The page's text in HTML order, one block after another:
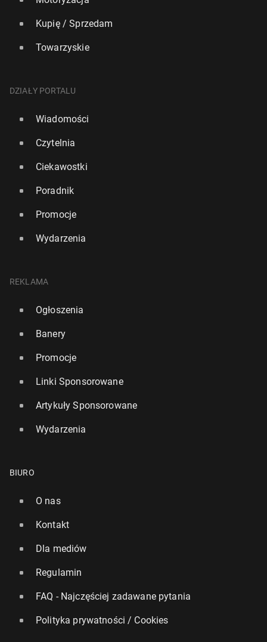
Kupię / Sprzedam
Towarzyskie
DZIAŁY PORTALU
Wiadomości
Czytelnia
Ciekawostki
Poradnik
Promocje
Wydarzenia
REKLAMA
Ogłoszenia
Banery
Promocje
Linki Sponsorowane
Artykuły Sponsorowane
Wydarzenia
BIURO
O nas
Kontakt
Dla mediów
Regulamin
FAQ - Najczęściej zadawane pytania
Polityka prywatności / Cookies